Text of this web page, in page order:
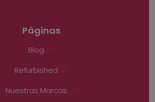
Páginas
Blog
Refurbished
Nuestras Marcas